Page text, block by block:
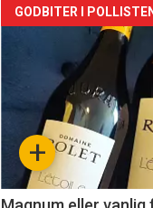
Forsiden
akkurat
nå
+
GODBITER I POLLISTEN